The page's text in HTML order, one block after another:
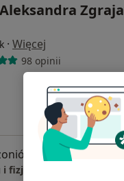
Zgraja
· Więcej
98 opinii
Mapa
fizjoterapii